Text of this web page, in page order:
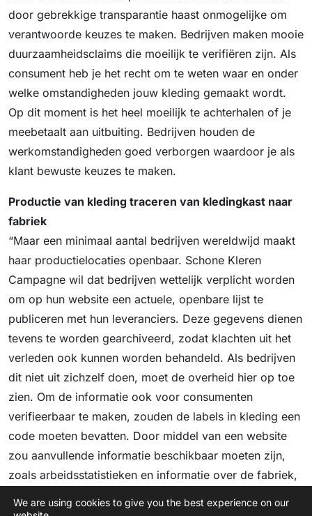
door gebrekkige transparantie haast onmogelijke om
verantwoorde keuzes te maken. Bedrijven maken mooie
duurzaamheidsclaims die moeilijk te verifiëren zijn. Als
consument heb je het recht om te weten waar en onder
welke omstandigheden jouw kleding gemaakt wordt.
Op dit moment is het heel moeilijk te achterhalen of je
meebetaalt aan uitbuiting. Bedrijven houden de
werkomstandigheden goed verborgen waardoor je als
klant bewuste keuzes te maken.
Productie van kleding traceren van kledingkast naar
fabriek
“Maar een minimaal aantal bedrijven wereldwijd maakt
haar productielocaties openbaar. Schone Kleren
Campagne wil dat bedrijven wettelijk verplicht worden
om op hun website een actuele, openbare lijst te
publiceren met hun leveranciers. Deze gegevens dienen
tevens te worden gearchiveerd, zodat klachten uit het
verleden ook kunnen worden behandeld. Als bedrijven
dit niet uit zichzelf doen, moet de overheid hier op toe
zien. Om de informatie ook voor consumenten
verifieerbaar te maken, zouden de labels in kleding een
code moeten bevatten. Door middel van een website
zou aanvullende informatie beschikbaar moeten zijn,
zoals arbeidsstatistieken en informatie over de fabriek,
We are using cookies to give you the best experience on our